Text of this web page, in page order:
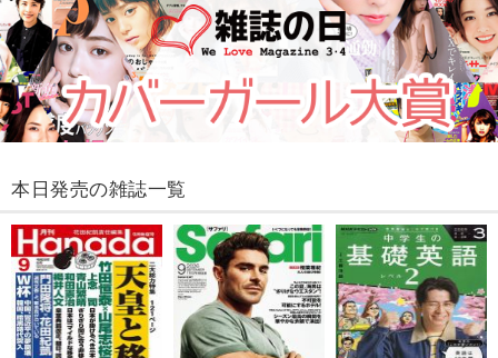
本日発売の雑誌一覧